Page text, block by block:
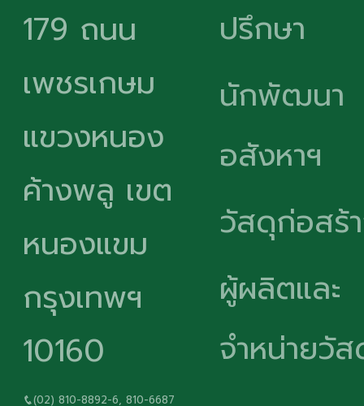
179 ถนน
เพชรเกษม
แขวงหนอง
ค้างพลู เขต
หนองแขม
กรุงเทพฯ
10160
(02) 810-8892-6, 810-6687
ปรึกษา
นักพัฒนา
อสังหาฯ
วัสดุก่อสร้
ผู้ผลิตและ
จำหน่ายวั